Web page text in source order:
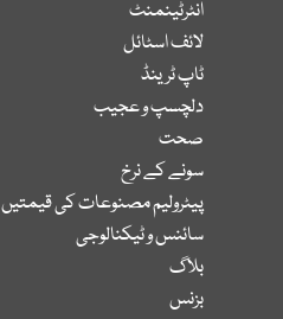
انٹرٹینمنٹ
لائف اسٹائل
ٹاپ ٹرینڈ
دلچسپ و عجیب
صحت
سونے کے نرخ
پیٹرولیم مصنوعات کی قیمتیں
سائنس و ٹیکنالوجی
بلاگ
بزنس